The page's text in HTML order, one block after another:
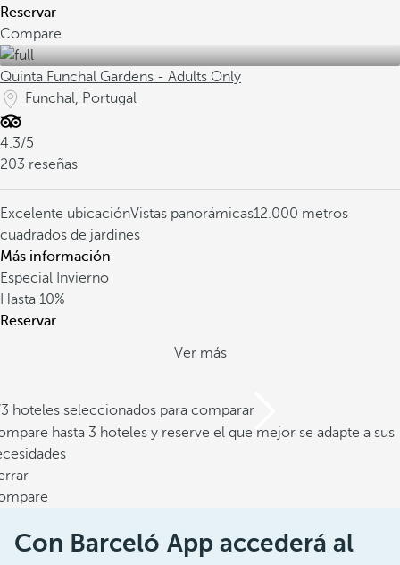
Reservar
Compare
Quinta Funchal Gardens - Adults Only
Funchal, Portugal
4.3/5
203 reseñas
Excelente ubicaciónVistas panorámicas12.000 metros
cuadrados de jardines
Más información
Especial Invierno
Hasta 10%
Reservar
Ver más
hoteles seleccionados para comparar
hasta 3 hoteles y reserve el que mejor se adapte a sus
Con Barceló App accederá al